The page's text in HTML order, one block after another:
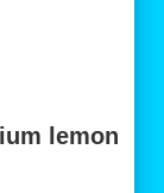
lemon